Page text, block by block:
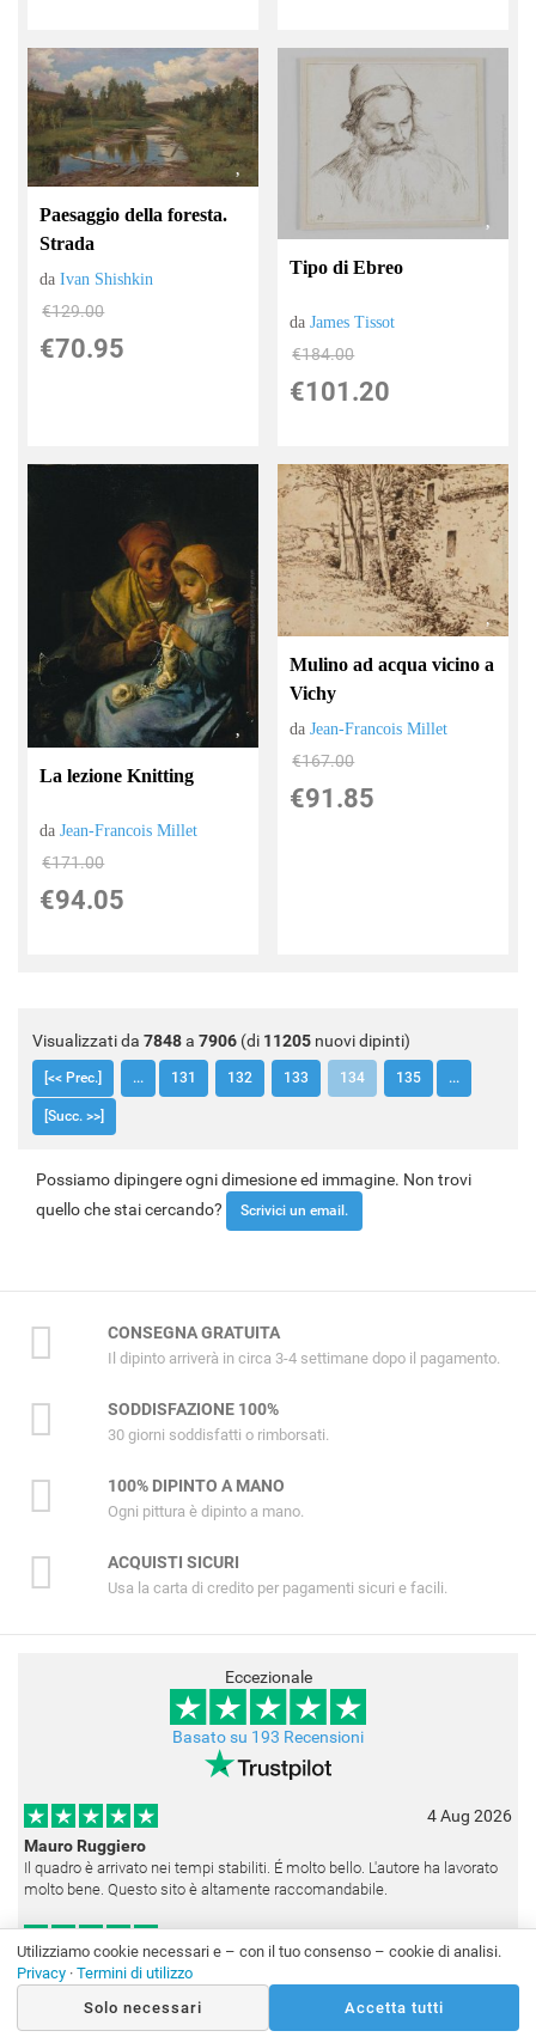
Paesaggio della foresta.
Strada
daIvan Shishkin
€129.00
€70.95
Tipo di Ebreo
daJames Tissot
€184.00
€101.20
La lezione Knitting
daJean-Francois Millet
€171.00
€94.05
Mulino ad acqua vicino a
Vichy
daJean-Francois Millet
€167.00
€91.85
Visualizzati da 7848a 7906 (di 11205 nuovi dipinti)
[<< Prec.] ... 131 132 133 134 135 ...
[Succ. >>]
Possiamo dipingere ogni dimesione ed immagine. Non trovi
quello che stai cercando?
Scrivici un email.
CONSEGNA GRATUITA
Il dipinto arriverà in circa 3-4 settimane dopo il pagamento.
SODDISFAZIONE 100%
30 giorni soddisfatti o rimborsati.
100% DIPINTO A MANO
Ogni pittura è dipinto a mano.
ACQUISTI SICURI
Usa la carta di credito per pagamenti sicuri e facili.
Eccezionale
Basato su 193 Recensioni
4 Aug 2026
Mauro Ruggiero
Il quadro è arrivato nei tempi stabiliti. É molto bello. L'autore ha lavorato
molto bene. Questo sito è altamente raccomandabile.
Salvatore Bianca
Arrivato anche il terzo quadro (un Rembrandt) ordinato. Ottima
realizzazione, decisamente fedele. Ho scelto anche la medesima
cornice (F6537 - 236) per avere una certa omogeneità visiva - una volta
Utilizziamo cookie necessari e – con il tuo consenso – cookie di analisi.
Privacy · Termini di utilizzo
Solo necessari
Accetta tutti